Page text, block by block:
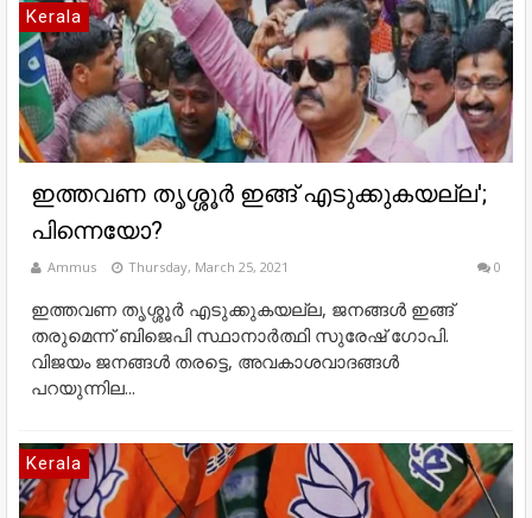
Kerala
ഇത്തവണ തൃശ്ശൂർ ഇങ്ങ് എടുക്കുകയല്ല';
പിന്നെയോ?
Ammus Thursday, March 25, 2021 0
ഇത്തവണ തൃശ്ശൂർ എടുക്കുകയല്ല, ജനങ്ങൾ ഇങ്ങ്
തരുമെന്ന് ബിജെപി സ്ഥാനാർത്ഥി സുരേഷ് ഗോപി.
വിജയം ജനങ്ങൾ ത‌രട്ടെ, അവകാശവാദങ്ങൾ
പറയുന്നില...
Kerala